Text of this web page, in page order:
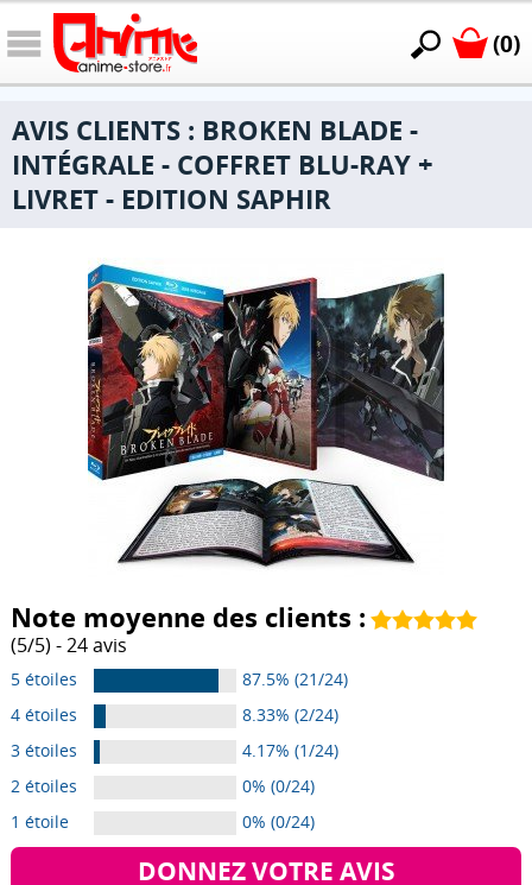
(0)
AVIS CLIENTS : BROKEN BLADE -
INTÉGRALE - COFFRET BLU-RAY +
LIVRET - EDITION SAPHIR
Note moyenne des clients :
(5/5) -24avis
5 étoiles
87.5% (21/24)
4 étoiles
8.33% (2/24)
3 étoiles
4.17% (1/24)
2 étoiles
0% (0/24)
1 étoile
0% (0/24)
DONNEZ VOTRE AVIS